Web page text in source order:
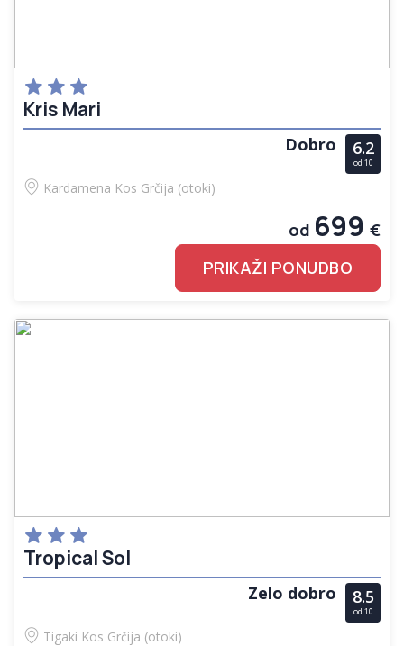
Kris Mari
Dobro 6.2
od 10
Kardamena Kos Grčija (otoki)
od 699 €
PRIKAŽI PONUDBO
Tropical Sol
Zelo dobro 8.5
od 10
Tigaki Kos Grčija (otoki)